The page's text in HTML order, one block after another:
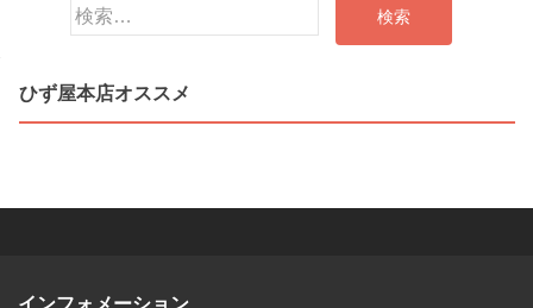
検
ひず屋本店オススメ
インフォメーション